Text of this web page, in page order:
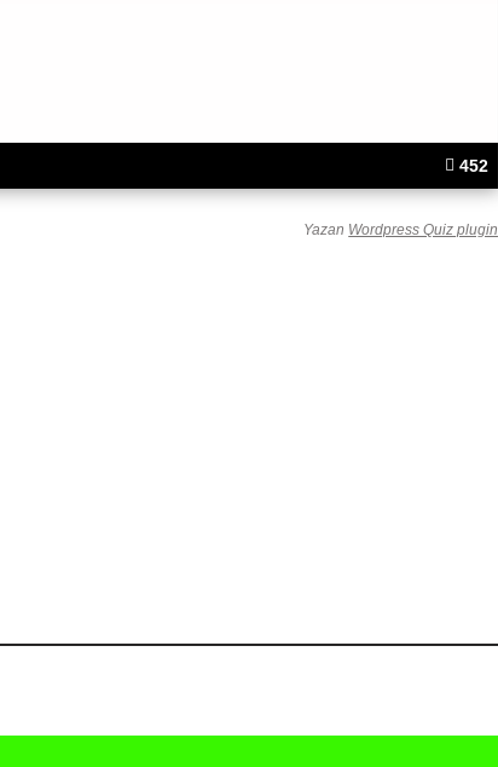
452
Yazan Wordpress Quiz plugin